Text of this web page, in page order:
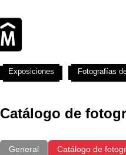
Catálogo de
General Catálogo de
Exposiciones Fotografías